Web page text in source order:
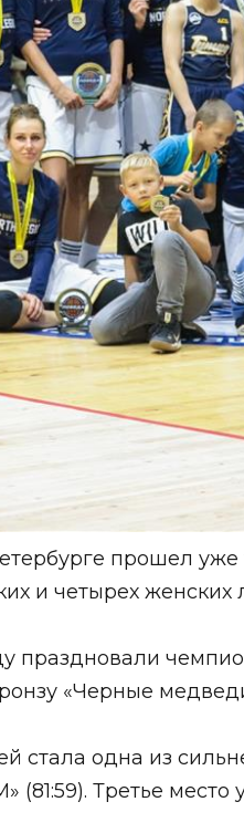
прошел
и четырех женских
праздновали
«Черные
стала одна из
(81:59). Третье